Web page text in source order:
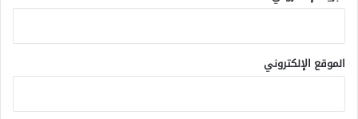
الموقع الإلكتروني